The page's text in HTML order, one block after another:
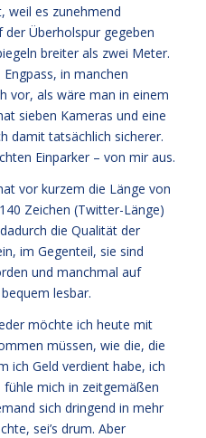
weil es zunehmend
der Überholspur gegeben
breiter als zwei Meter.
in manchen
vor, als wäre man in einem
sieben Kameras und eine
damit tatsächlich sicherer.
Einparker – von mir aus.
vor kurzem die Länge von
Zeichen (Twitter-Länge)
die Qualität der
im Gegenteil, sie sind
und manchmal auf
lesbar.
möchte ich heute mit
müssen, wie die, die
ich Geld verdient habe, ich
mich in zeitgemäßen
sich dringend in mehr
sei’s drum. Aber